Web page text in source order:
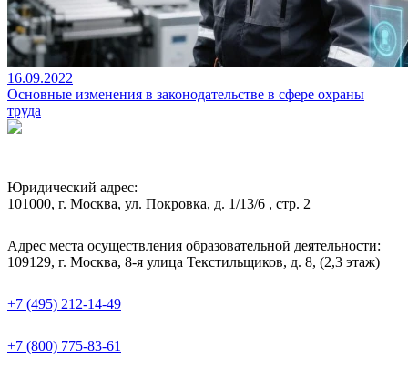
16.09.2022
Основные изменения в законодательстве в сфере охраны
труда
Юридический адрес:
101000, г. Москва, ул. Покровка, д. 1/13/6 , стр. 2
Адрес места осуществления образовательной деятельности:
109129, г. Москва, 8-я улица Текстильщиков, д. 8, (2,3 этаж)
+7 (495) 212-14-49
+7 (800) 775-83-61